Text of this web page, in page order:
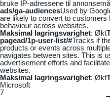
bruke IP-adressene til
ads/ga-audiencesUsed by
are likely to convert to customers
behaviour across websites.
Maksimal lagringsvarighet: Økt
pagead/1p-user-list/#Tracks if
products or events across
navigates between sites. This is
advertisement efforts and
websites.
Maksimal lagringsvarighet: Økt
Microsoft
7